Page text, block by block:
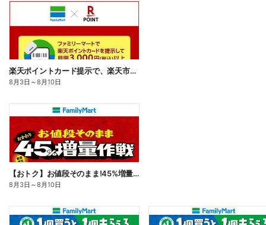
楽天ポイントカード提示で、楽天市場でのお買い物がおトクに!
8月3日 ～8月10日
【おトク】お値段そのまま!45%増量作戦!
8月3日 ～8月10日